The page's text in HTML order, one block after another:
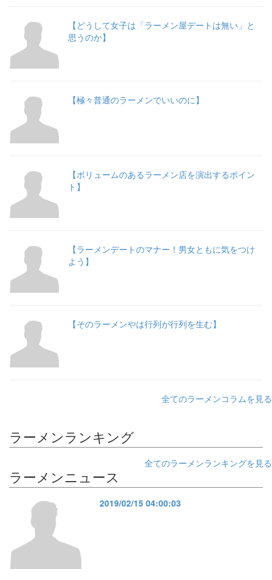
【どうして女子は「ラーメン屋デートは無い」と
思うのか】
【極々普通のラーメンでいいのに】
【ボリュームのあるラーメン店を演出するポイン
ト】
【ラーメンデートのマナー！男女ともに気をつけ
よう】
【そのラーメンやは行列が行列を生む】
全てのラーメンコラムを見る
ラーメンランキング
全てのラーメンランキングを見る
ラーメンニュース
2019/02/15 04:00:03